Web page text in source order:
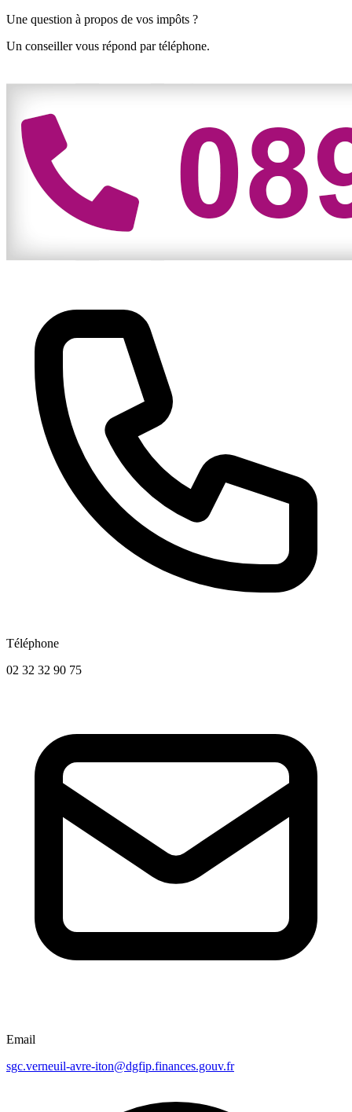
Une question à propos de vos impôts ?
Un conseiller vous répond par téléphone.
Téléphone
02 32 32 90 75
Email
sgc.verneuil-avre-iton@dgfip.finances.gouv.fr